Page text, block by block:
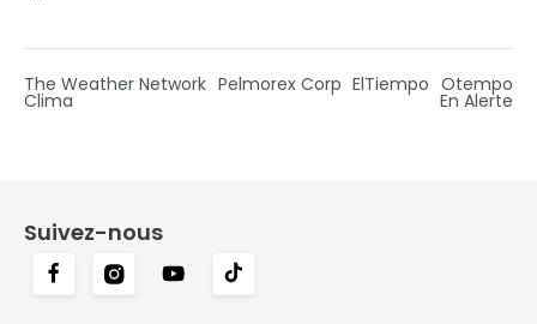
The Weather Network Pelmorex Corp ElTiempo Otempo
Clima En Alerte
Suivez-nous